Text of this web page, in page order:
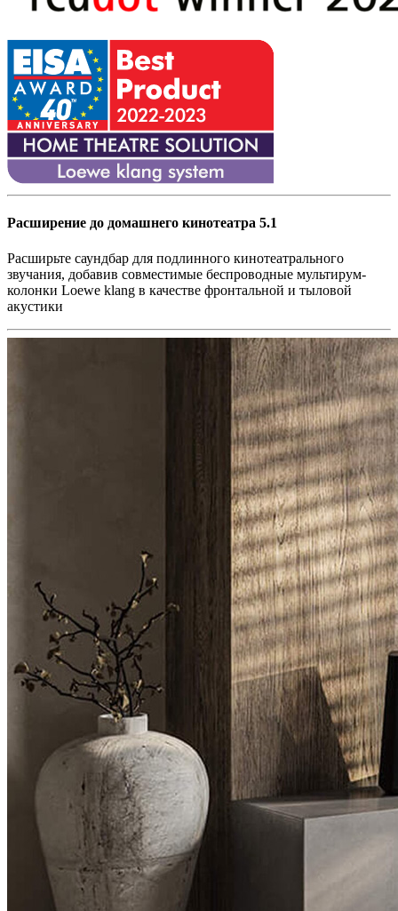
Расширение до домашнего кинотеатра 5.1
Расширьте саундбар для подлинного кинотеатрального
звучания, добавив совместимые беспроводные мультирум-
колонки Loewe klang в качестве фронтальной и тыловой
акустики